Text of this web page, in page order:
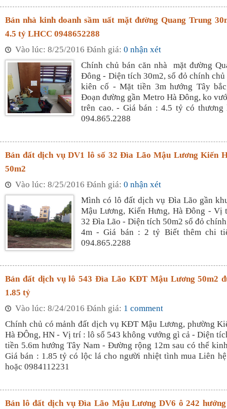
Bán nhà kinh doanh sầm uất mặt đường Quang Trung
4.5 tỷ LHCC 0948652288
Vào lúc: 8/25/2016 Đánh giá: 0 nhận xét
Chính chủ bán căn nhà mặt đường
Đông - Diện tích 30m2, sổ đỏ chính
kiên cố - Mặt tiền 3m hướng Tây
Đoạn đường gần Metro Hà Đông, ko
trên cao. - Giá bán : 4.5 tỷ có thương
094.865.2288
Bán đất dịch vụ DV1 lô số 32 Đìa Lão Mậu Lương Kiến
50m2
Vào lúc: 8/25/2016 Đánh giá: 0 nhận xét
Mình có lô đất dịch vụ Đìa Lão gần
Mậu Lương, Kiến Hưng, Hà Đông - Vị
32 Đìa Lão - Diện tích 50m2 sổ đỏ
4m - Giá bán : 2 tỷ Biết thêm chi
094.865.2288
Bán đất dịch vụ lô 543 Đìa Lão KĐT Mậu Lương 50m2
1.85 tỷ
Vào lúc: 8/24/2016 Đánh giá: 1 comment
Chính chủ có mảnh đất dịch vụ KĐT Mậu Lương, phường
Hà ĐÔng, HN - Vị trí : lô số 543 không vướng gì cả - Diện
tiền 5.6m hướng Tây Nam - Đường rộng 12m sau có thể
Giá bán : 1.85 tỷ có lộc lá cho người nhiệt tình mua Liên
hoặc 0984112231
Bán lô đất dịch vụ Đìa Lão Mậu Lương DV6 ô 242